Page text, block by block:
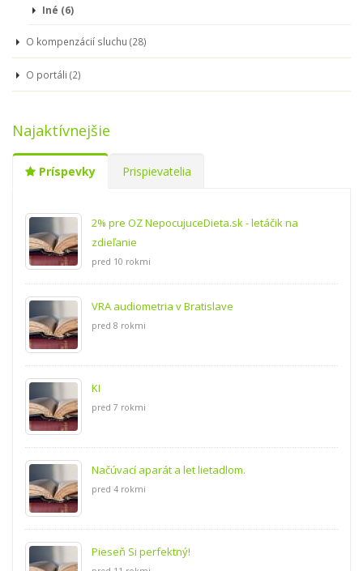
Iné (6)
O kompenzácií sluchu (28)
O portáli (2)
Najaktívnejšie
Príspevky Prispievatelia
2% pre OZ NepocujuceDieta.sk - letáčik na
zdieľanie
pred 10 rokmi
VRA audiometria v Bratislave
pred 8 rokmi
KI
pred 7 rokmi
Načúvací aparát a let lietadlom.
pred 4 rokmi
Pieseň Si perfektný!